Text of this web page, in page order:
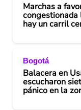
Marchas a
congestionada
hay un carril
Bogotá
Balacera en
escucharon
pánico en la